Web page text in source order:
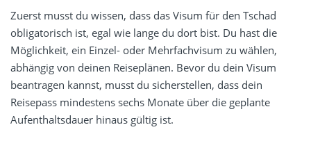
Zuerst musst du wissen, dass das Visum für den Tschad
obligatorisch ist, egal wie lange du dort bist. Du hast die
Möglichkeit, ein Einzel- oder Mehrfachvisum zu wählen,
abhängig von deinen Reiseplänen. Bevor du dein Visum
beantragen kannst, musst du sicherstellen, dass dein
Reisepass mindestens sechs Monate über die geplante
Aufenthaltsdauer hinaus gültig ist.